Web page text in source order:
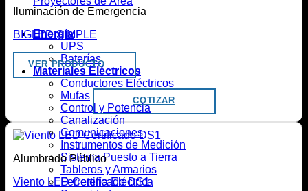
Energía
UPS
Baterías
Materiales Eléctricos
Conductores Eléctricos
Mufas
Control y Potencia
Canalización
Comunicaciones
Instrumentos de Medición
Sistema Puesto a Tierra
Tableros y Armarios
Ferretería Eléctrica
Iluminación de Emergencia
BIGLED SIMPLE
VER PRODUCTO
COTIZAR
Alumbrado Público
Viento LED Certificado DS1